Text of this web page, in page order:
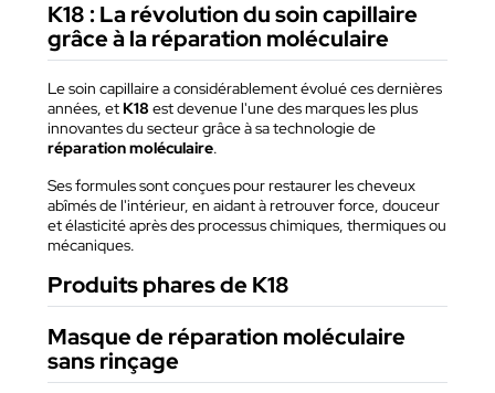
K18 : La révolution du soin capillaire
grâce à la réparation moléculaire
Le soin capillaire a considérablement évolué ces dernières
années, etK18 est devenue l'une des marques les plus
innovantes du secteur grâce à sa technologie de
réparation moléculaire.
Ses formules sont conçues pour restaurer les cheveux
abîmés de l'intérieur, en aidant à retrouver force, douceur
et élasticité après des processus chimiques, thermiques ou
mécaniques.
Produits phares de K18
Masque de réparation moléculaire
sans rinçage